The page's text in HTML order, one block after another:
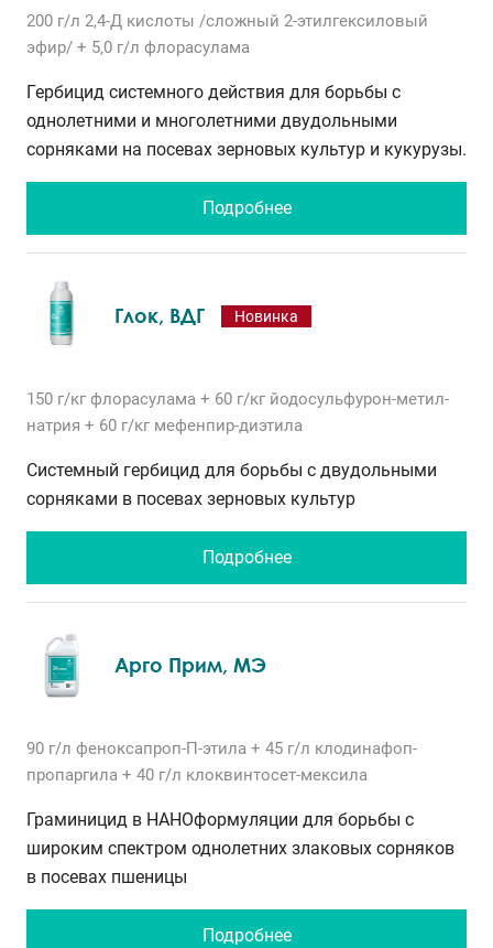
200 г/л 2,4-Д кислоты /сложный 2-этилгексиловый
эфир/ + 5,0 г/л флорасулама
Гербицид системного действия для борьбы с
однолетними и многолетними двудольными
сорняками на посевах зерновых культур и кукурузы.
Подробнее
Глок, ВДГ Новинка
150 г/кг флорасулама + 60 г/кг йодосульфурон-метил-
натрия + 60 г/кг мефенпир-диэтила
Системный гербицид для борьбы с двудольными
сорняками в посевах зерновых культур
Подробнее
Арго Прим, МЭ
90 г/л феноксапроп-П-этила + 45 г/л клодинафоп-
пропаргила + 40 г/л клоквинтосет-мексила
Граминицид в НАНОформуляции для борьбы с
широким спектром однолетних злаковых сорняков
в посевах пшеницы
Подробнее